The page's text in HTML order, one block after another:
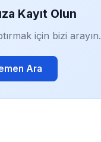
Kayıt Olun
için bizi arayın.
Ara